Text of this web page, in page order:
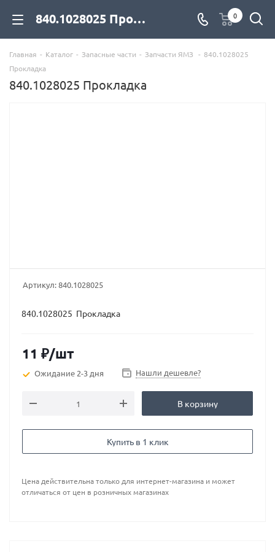
840.1028025 Прокладка для дизельных двигателей купить со склада с доставкой по цене официального дилера - компания Дизель Экспорт 0
Главная - Каталог - Запасные части - Запчасти ЯМЗ - 840.1028025
Прокладка
840.1028025 Прокладка
Артикул:840.1028025
840.1028025 Прокладка
11 ₽/шт
Ожидание 2-3 дня Нашли дешевле?
В корзину
Купить в 1 клик
Цена действительна только для интернет-магазина и может
отличаться от цен в розничных магазинах